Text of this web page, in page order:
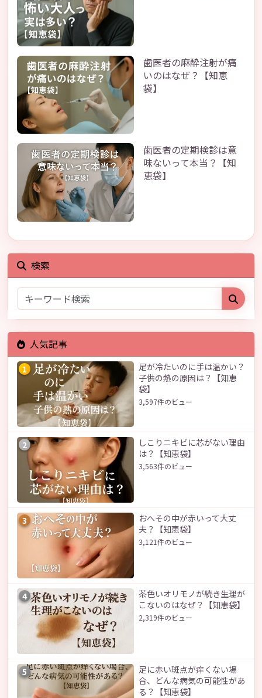
歯医者の麻酔注射が痛
いのはなぜ？【知恵
袋】
歯医者の定期検診は意
味ないって本当？【知
恵袋】
検索
人気記事
1
足が冷たいのに手は温かい？
子供の熱の原因は？【知恵
袋】
3,597件のビュー
2
しこりニキビに芯がない理由
は？【知恵袋】
3,563件のビュー
3
おへその中が赤いって大丈
夫？【知恵袋】
3,121件のビュー
4
茶色いオリモノが続き生理が
こないのはなぜ？【知恵袋】
2,319件のビュー
5
足に赤い斑点が痒くない場
合、どんな病気の可能性があ
る？【知恵袋】